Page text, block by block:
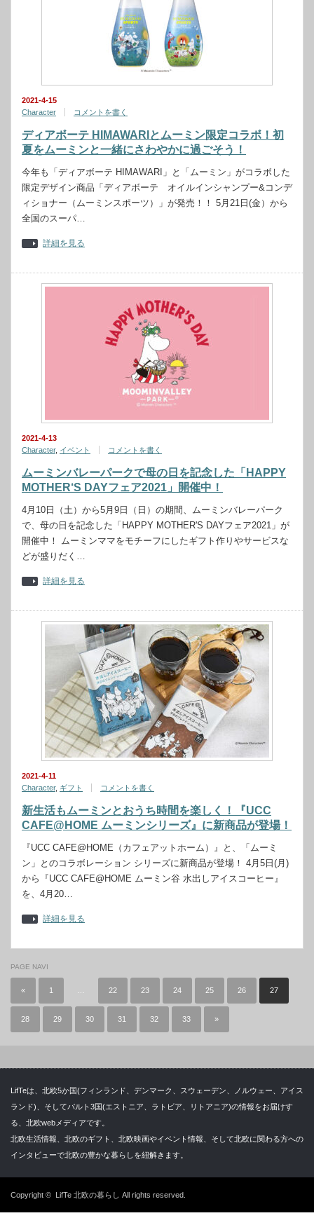
2021-4-15
Character
コメントを書く
ディアボーテ HIMAWARIとムーミン限定コラボ！初
夏をムーミンと一緒にさわやかに過ごそう！
今年も「ディアボーテ HIMAWARI」と「ムーミン」がコラボした
限定デザイン商品「ディアボーテ オイルインシャンプー&コンデ
ィショナー（ムーミンスポーツ）」が発売！！ 5月21日(金）から
全国のスーパ…
詳細を見る
2021-4-13
Character, イベント コメントを書く
ムーミンバレーパークで母の日を記念した「HAPPY
MOTHER‘S DAYフェア2021」開催中！
4月10日（土）から5月9日（日）の期間、ムーミンバレーパーク
で、母の日を記念した「HAPPY MOTHER'S DAYフェア2021」が
開催中！ ムーミンママをモチーフにしたギフト作りやサービスな
どが盛りだく…
詳細を見る
2021-4-11
Character, ギフト コメントを書く
新生活もムーミンとおうち時間を楽しく！『UCC
CAFE@HOME ムーミンシリーズ』に新商品が登場！
『UCC CAFE@HOME（カフェアットホーム）』と、「ムーミ
ン」とのコラボレーション シリーズに新商品が登場！ 4月5日(月)
から『UCC CAFE@HOME ムーミン谷 水出しアイスコーヒー』
を、4月20…
詳細を見る
PAGE NAVI
« 1 22 23 24 25 26 27
28 29 30 31 32 33 »
LifTeは、北欧5か国(フィンランド、デンマーク、スウェーデン、ノルウェー、アイス
ランド)、そしてバルト3国(エストニア、ラトビア、リトアニア)の情報をお届けす
る、北欧webメディアです。
北欧生活情報、北欧のギフト、北欧映画やイベント情報、そして北欧に関わる方への
インタビューで北欧の豊かな暮らしを紐解きます。
Copyright © LifTe 北欧の暮らし All rights reserved.